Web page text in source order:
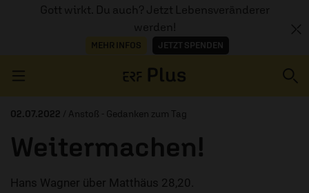
Gott wirkt. Du auch? Jetzt Lebensveränderer
werden!
MEHR INFOS JETZT SPENDEN
02.07.2022 / Anstoß - Gedanken zum Tag
Weitermachen!
Hans Wagner über Matthäus 28,20.